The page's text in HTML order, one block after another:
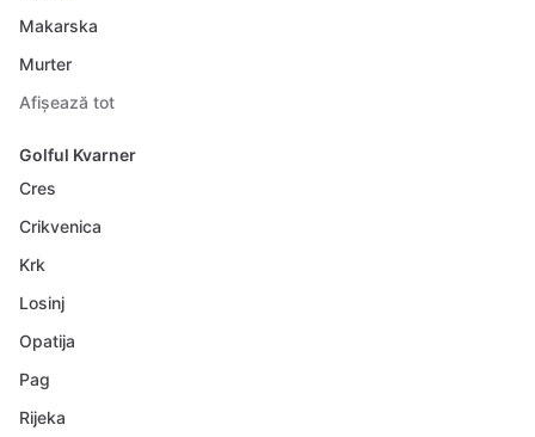
Makarska
Murter
Afișează tot
Golful Kvarner
Cres
Crikvenica
Krk
Losinj
Opatija
Pag
Rijeka